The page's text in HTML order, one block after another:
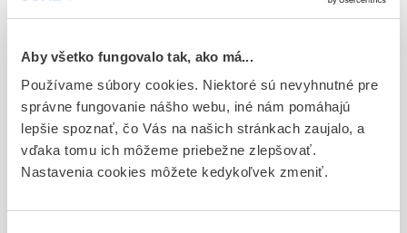
Aby všetko fungovalo tak, ako má...
Používame súbory cookies. Niektoré sú nevyhnutné pre
správne fungovanie nášho webu, iné nám pomáhajú
lepšie spoznať, čo Vás na našich stránkach zaujalo, a
vďaka tomu ich môžeme priebežne zlepšovať.
Nastavenia cookies môžete kedykoľvek zmeniť.
Desbrocksriede 1
Mesto
Langenhagen
PSČ
30855
Krajina